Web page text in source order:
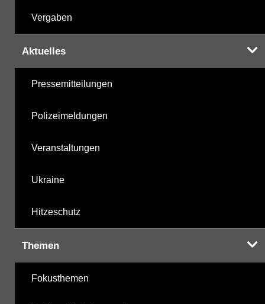
Vergaben
Aktuelles
Pressemitteilungen
Polizeimeldungen
Veranstaltungen
Ukraine
Hitzeschutz
Themen
Fokusthemen